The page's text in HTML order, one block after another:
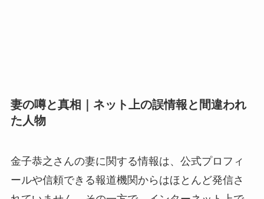
妻の噂と真相｜ネット上の誤情報と間違われ
た人物
金子恭之さんの妻に関する情報は、公式プロフィ
ールや信頼できる報道機関からはほとんど発信さ